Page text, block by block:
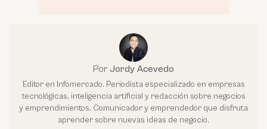
Por Jordy Acevedo
Editor en Infomercado. Periodista especializado en empresas
tecnológicas, inteligencia artificial y redacción sobre negocios
y emprendimientos. Comunicador y emprendedor que disfruta
aprender sobre nuevas ideas de negocio.